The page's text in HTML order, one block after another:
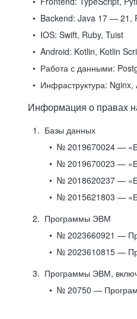
Backend: Java 17 — 21,
IOS: Swift, Ruby, Tuist
Android: Kotlin, Kotlin
Работа с данными:
Инфраструктура: Nginx,
Информация о правах
Базы данных
№ 2019670024 —
№ 2019670023 —
№ 2018620237 —
№ 2015621803 —
Программы ЭВМ
№ 2023660921 —
№ 2023610815 —
Программы ЭВМ,
№ 20750 —